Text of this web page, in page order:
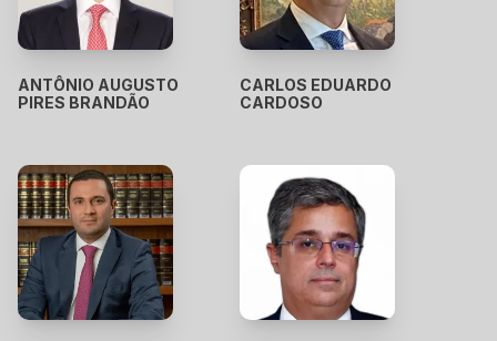
ANTÔNIO AUGUSTO
PIRES BRANDÃO
CARLOS EDUARDO
CARDOSO